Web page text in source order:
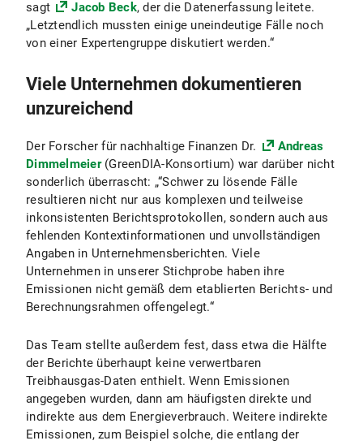
sagt Jacob Beck, der die Datenerfassung leitete.
„Letztendlich mussten einige uneindeutige Fälle noch
von einer Expertengruppe diskutiert werden.“
Viele Unternehmen dokumentieren
unzureichend
Der Forscher für nachhaltige Finanzen Dr.
Andreas
Dimmelmeier (GreenDIA-Konsortium) war darüber nicht
sonderlich überrascht: „“Schwer zu lösende Fälle
resultieren nicht nur aus komplexen und teilweise
inkonsistenten Berichtsprotokollen, sondern auch aus
fehlenden Kontextinformationen und unvollständigen
Angaben in Unternehmensberichten. Viele
Unternehmen in unserer Stichprobe haben ihre
Emissionen nicht gemäß dem etablierten Berichts- und
Berechnungsrahmen offengelegt.“
Das Team stellte außerdem fest, dass etwa die Hälfte
der Berichte überhaupt keine verwertbaren
Treibhausgas-Daten enthielt. Wenn Emissionen
angegeben wurden, dann am häufigsten direkte und
indirekte aus dem Energieverbrauch. Weitere indirekte
Emissionen, zum Beispiel solche, die entlang der